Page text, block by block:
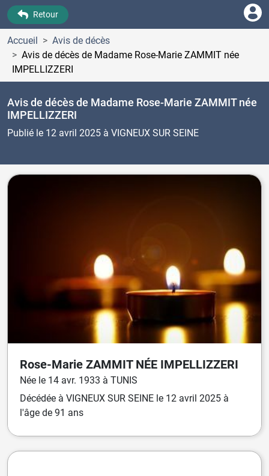
Retour
Accueil
Avis de décès
Avis de décès de Madame Rose-Marie ZAMMIT née
IMPELLIZZERI
Avis de décès de Madame Rose-Marie ZAMMITnée
IMPELLIZZERI
Publié le 12 avril 2025 à VIGNEUX SUR SEINE
Rose-Marie ZAMMIT NÉE IMPELLIZZERI
Née le 14 avr. 1933 à TUNIS
Décédée à VIGNEUX SUR SEINE le 12 avril 2025 à
l'âge de 91 ans